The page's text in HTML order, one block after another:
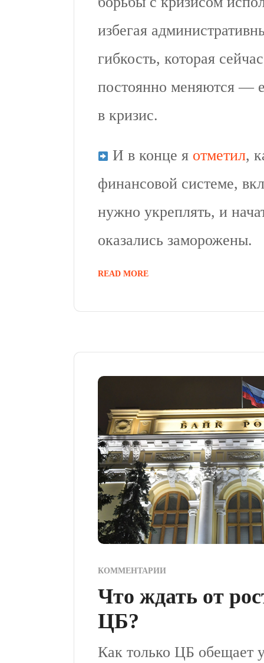
избегая
гибкость, которая
постоянно меняются —
в кризис.
И в конце я отметил,
финансовой системе,
нужно укреплять, и
оказались заморожены.
READ MORE
КОММЕНТАРИИ
Что ждать от
ЦБ?
Как только ЦБ обещает